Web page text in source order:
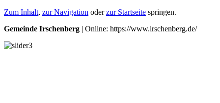
Zum Inhalt, zur Navigation oderzur Startseite springen.
Gemeinde Irschenberg | Online: https://www.irschenberg.de/